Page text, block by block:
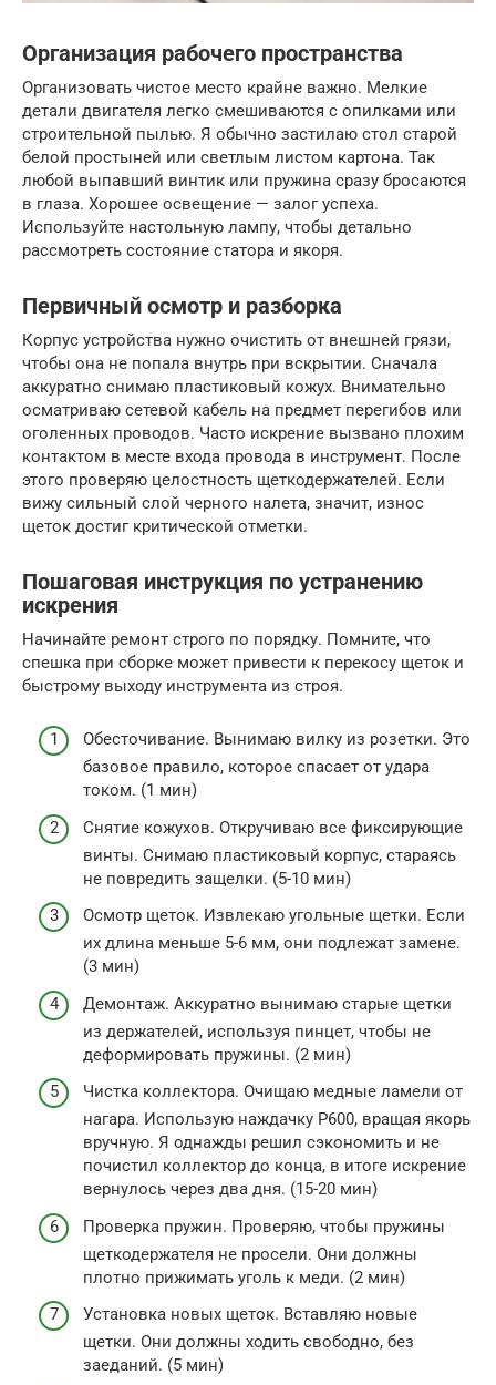
Организация рабочего пространства
Организовать чистое место крайне важно. Мелкие
детали двигателя легко смешиваются с опилками или
строительной пылью. Я обычно застилаю стол старой
белой простыней или светлым листом картона. Так
любой выпавший винтик или пружина сразу бросаются
в глаза. Хорошее освещение — залог успеха.
Используйте настольную лампу, чтобы детально
рассмотреть состояние статора и якоря.
Первичный осмотр и разборка
Корпус устройства нужно очистить от внешней грязи,
чтобы она не попала внутрь при вскрытии. Сначала
аккуратно снимаю пластиковый кожух. Внимательно
осматриваю сетевой кабель на предмет перегибов или
оголенных проводов. Часто искрение вызвано плохим
контактом в месте входа провода в инструмент. После
этого проверяю целостность щеткодержателей. Если
вижу сильный слой черного налета, значит, износ
щеток достиг критической отметки.
Пошаговая инструкция по устранению
искрения
Начинайте ремонт строго по порядку. Помните, что
спешка при сборке может привести к перекосу щеток и
быстрому выходу инструмента из строя.
Обесточивание. Вынимаю вилку из розетки. Это
базовое правило, которое спасает от удара
током. (1 мин)
Снятие кожухов. Откручиваю все фиксирующие
винты. Снимаю пластиковый корпус, стараясь
не повредить защелки. (5-10 мин)
Осмотр щеток. Извлекаю угольные щетки. Если
их длина меньше 5-6 мм, они подлежат замене.
(3 мин)
Демонтаж. Аккуратно вынимаю старые щетки
из держателей, используя пинцет, чтобы не
деформировать пружины. (2 мин)
Чистка коллектора. Очищаю медные ламели от
нагара. Использую наждачку P600, вращая якорь
вручную. Я однажды решил сэкономить и не
почистил коллектор до конца, в итоге искрение
вернулось через два дня. (15-20 мин)
Проверка пружин. Проверяю, чтобы пружины
щеткодержателя не просели. Они должны
плотно прижимать уголь к меди. (2 мин)
Установка новых щеток. Вставляю новые
щетки. Они должны ходить свободно, без
заеданий. (5 мин)